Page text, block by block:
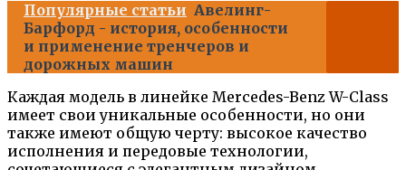
Популярные статьи Авелинг-
Барфорд - история, особенности
и применение тренчеров и
дорожных машин
Каждая модель в линейке Mercedes-Benz W-Class
имеет свои уникальные особенности, но они
также имеют общую черту: высокое качество
исполнения и передовые технологии,